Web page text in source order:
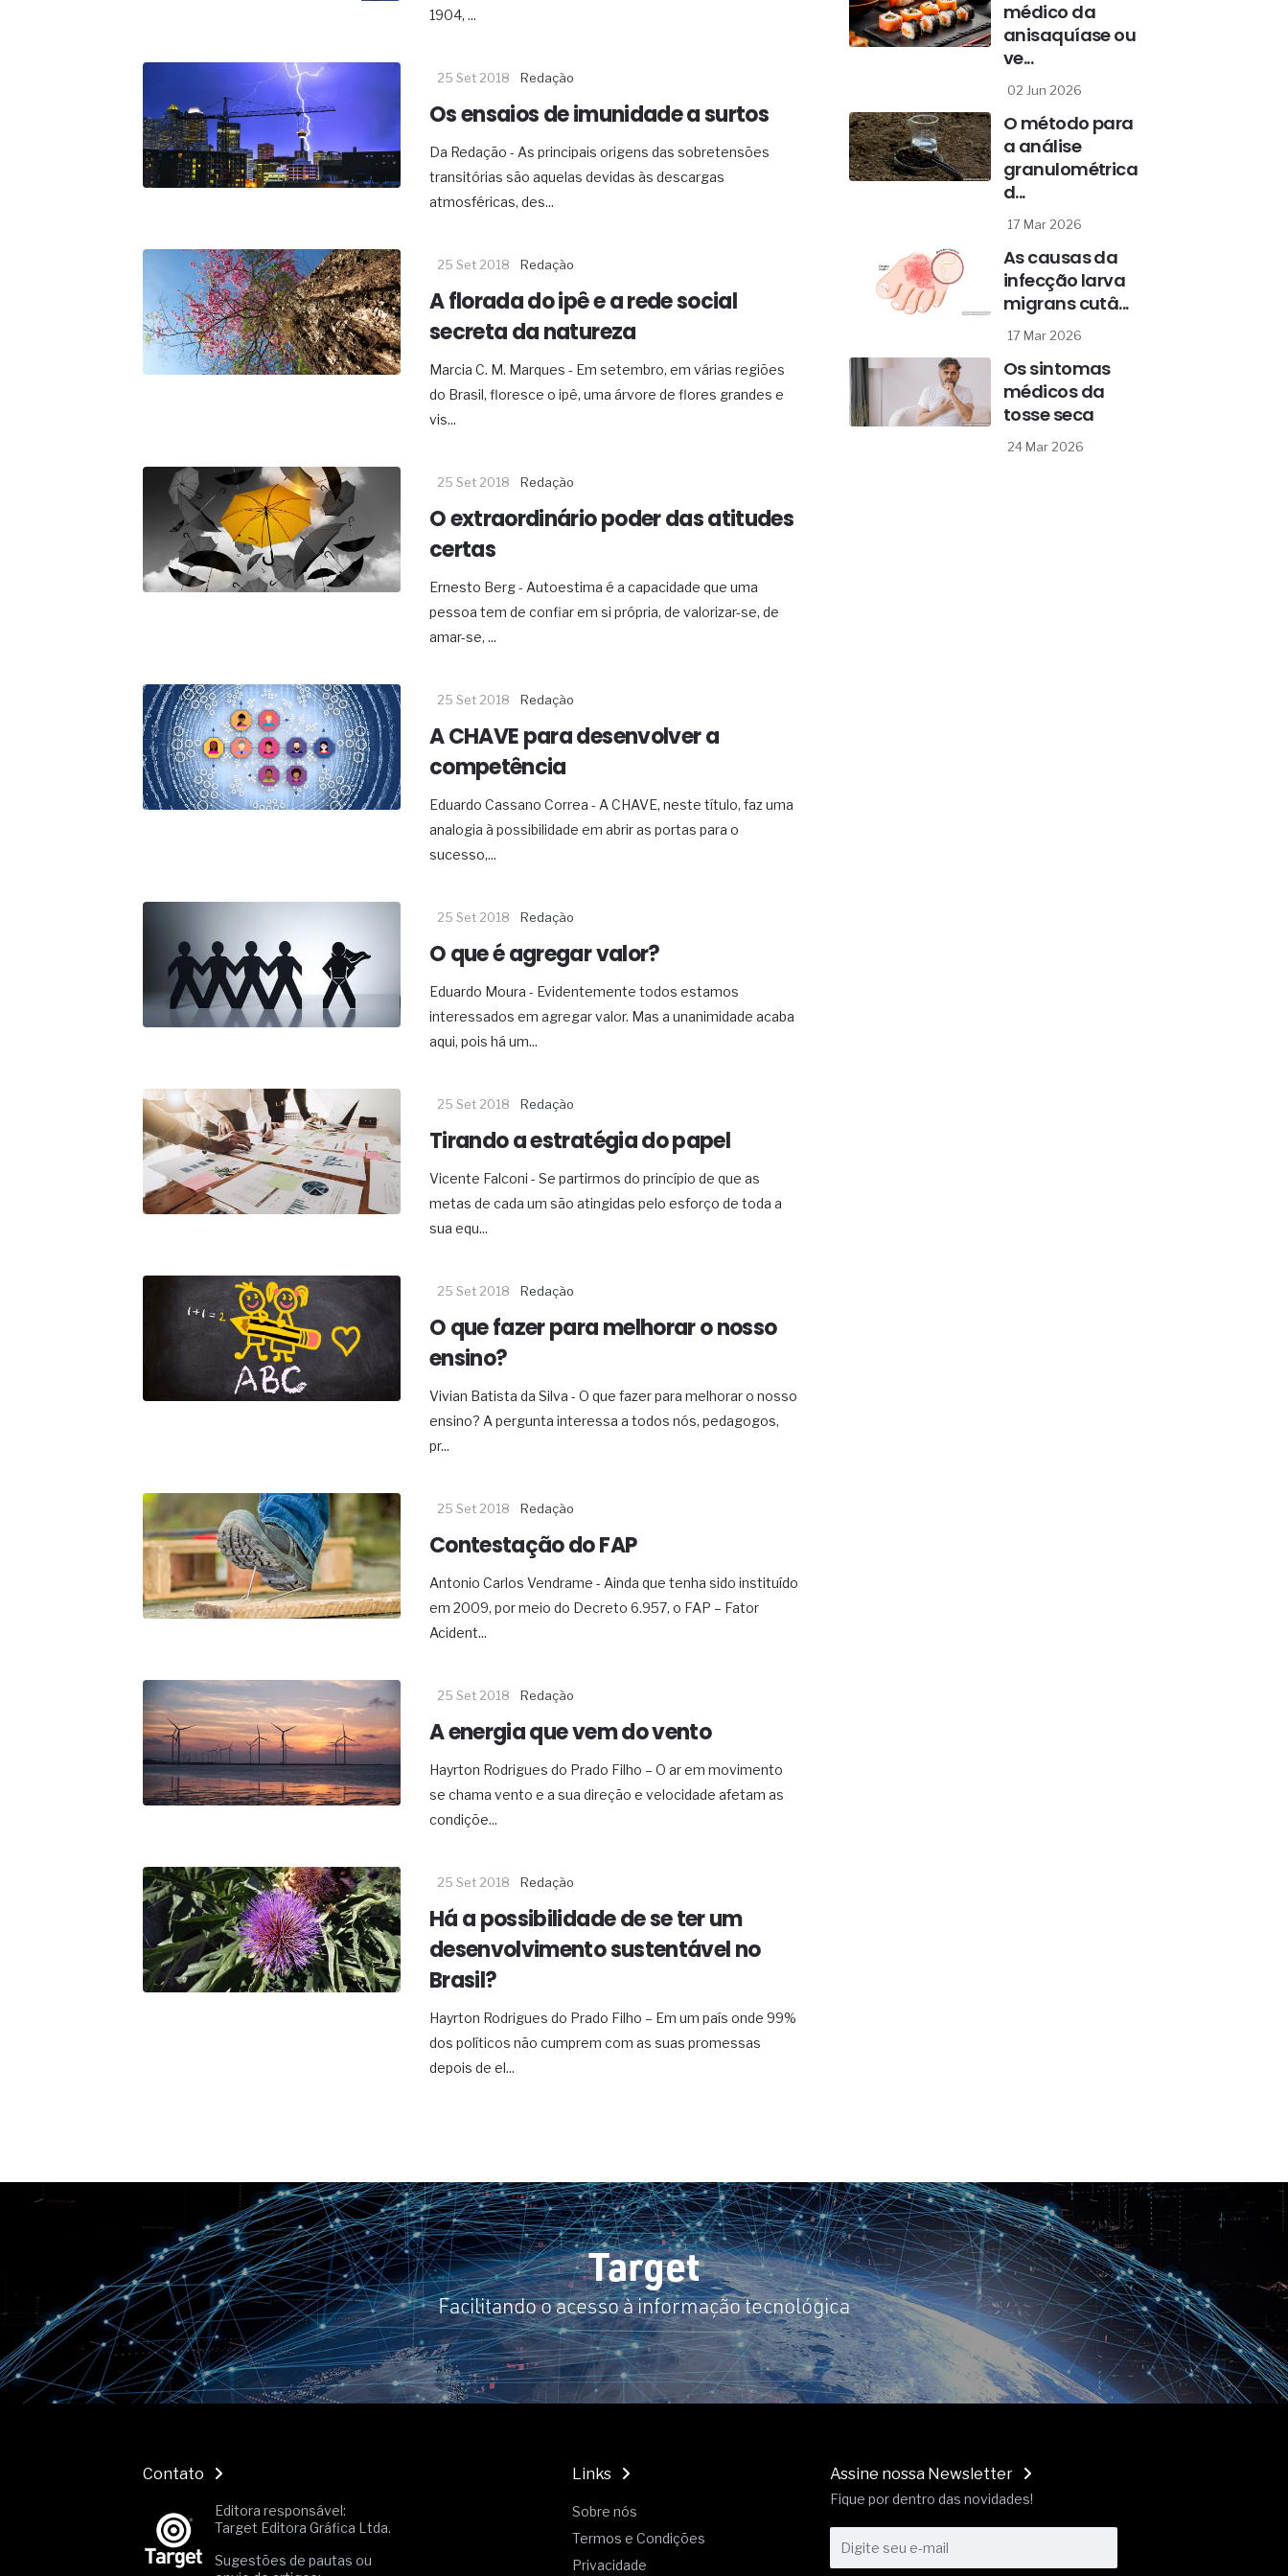
governança das organizações
O desenho industrial ganha espaço como estratégia
competitiva nas empresas
As variações dimensionais dos produtos de materiais
cimentícios com fibra de vidro
A próxima vantagem competitiva não está no modelo de IA
A IA elevou a régua do comprador B2B e a venda complexa
1904, ...
25 Set 2018 Redação
Os ensaios de imunidade a surtos
Da Redação - As principais origens das sobretensões
transitórias são aquelas devidas às descargas
atmosféricas, des...
25 Set 2018 Redação
A florada do ipê e a rede social
secreta da natureza
Marcia C. M. Marques - Em setembro, em várias regiões
do Brasil, floresce o ipê, uma árvore de flores grandes e
vis...
25 Set 2018 Redação
O extraordinário poder das atitudes
certas
Ernesto Berg - Autoestima é a capacidade que uma
pessoa tem de confiar em si própria, de valorizar-se, de
amar-se, ...
25 Set 2018 Redação
A CHAVE para desenvolver a
competência
Eduardo Cassano Correa - A CHAVE, neste título, faz uma
analogia à possibilidade em abrir as portas para o
sucesso,...
25 Set 2018 Redação
O que é agregar valor?
Eduardo Moura - Evidentemente todos estamos
interessados em agregar valor. Mas a unanimidade acaba
aqui, pois há um...
25 Set 2018 Redação
Tirando a estratégia do papel
Vicente Falconi - Se partirmos do princípio de que as
metas de cada um são atingidas pelo esforço de toda a
sua equ...
25 Set 2018 Redação
O que fazer para melhorar o nosso
ensino?
Vivian Batista da Silva - O que fazer para melhorar o nosso
ensino? A pergunta interessa a todos nós, pedagogos,
pr...
25 Set 2018 Redação
Contestação do FAP
Antonio Carlos Vendrame - Ainda que tenha sido instituído
em 2009, por meio do Decreto 6.957, o FAP – Fator
Acident...
25 Set 2018 Redação
A energia que vem do vento
Hayrton Rodrigues do Prado Filho – O ar em movimento
se chama vento e a sua direção e velocidade afetam as
condiçõe...
25 Set 2018 Redação
Há a possibilidade de se ter um
desenvolvimento sustentável no
Brasil?
Hayrton Rodrigues do Prado Filho – Em um país onde 99%
dos políticos não cumprem com as suas promessas
depois de el...
médico da
anisaquíase ou
ve...
02 Jun 2026
O método para
a análise
granulométrica
d...
17 Mar 2026
As causas da
infecção larva
migrans cutâ...
17 Mar 2026
Os sintomas
médicos da
tosse seca
24 Mar 2026
Target
Facilitando o acesso à informação tecnológica
Contato
Editora responsável:
Target Editora Gráfica Ltda.
Sugestões de pautas ou
Links
Sobre nós
Termos e Condições
Privacidade
Assine nossa Newsletter
Fique por dentro das novidades!